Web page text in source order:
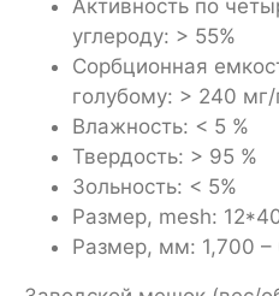
Активность по
углероду: > 55%
Сорбционная
голубому: > 240 мг/
Влажность: < 5 %
Твердость: > 95 %
Зольность: < 5%
Размер, mesh:
Размер, мм: 1,700 –